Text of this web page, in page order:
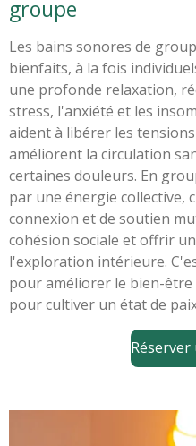
groupe
Les bains sonores de
bienfaits, à la fois
une profonde relaxation,
stress, l'anxiété et les
aident à libérer les
améliorent la circulation
certaines douleurs. En
par une énergie collective,
connexion et de soutien
cohésion sociale et offrir
l'exploration intérieure.
pour améliorer le bien-
pour cultiver un état de
Réserver